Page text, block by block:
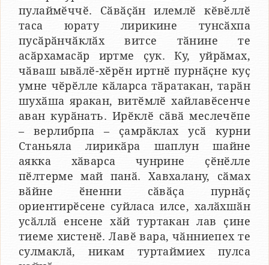
пулаймӗччӗ. Сӑвӑҫӑн илемлӗ кӗвӗллӗ
таса юрату лирикине тунсӑхпа
пусӑрӑнчӑклӑх витсе тӑнине те
асӑрхамасӑр иртме ҫук. Ку, уйрӑмах,
чӑваш ывӑлӗ-хӗрӗн иртнӗ пурнӑҫне куҫ
умне чӗрӗлле кӑларса тӑратакан, тарӑн
шухӑша яракан, витӗмлӗ хайлавӗсенче
аван курӑнать. Ирӗклӗ сӑвӑ меслечӗпе
– верлибрпа – ҫамрӑклах усӑ курни
Станьяла лирикӑра шаплун шайне
аякка хӑварса чунрине ҫӗнӗлле
пӗлтерме май панӑ. Хавхалану, сӑмах
вӑйне ӗненни сӑвӑҫа пурнӑҫ
ориентирӗсене суйласа илсе, халӑхшӑн
усӑллӑ енсене хӑй туртакан лав ҫине
тиеме хистенӗ. Лавӗ вара, чӑнниепех те
сулмаклӑ, никам туртаймиех пулса